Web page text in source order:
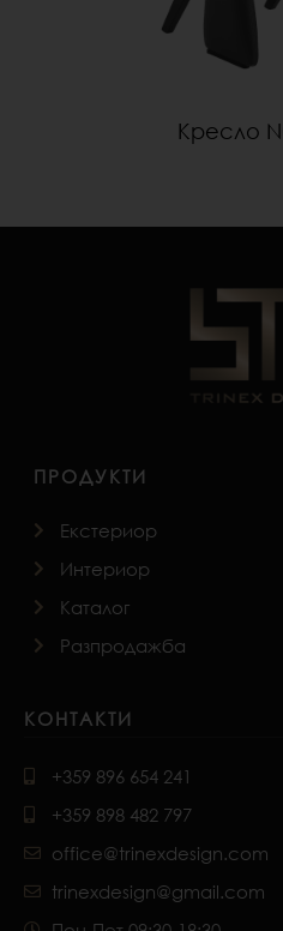
Кресло
ПРОДУКТИ
Екстериор
Интериор
Каталог
Разпродажба
КОНТАКТИ
+359 896 654 241
+359 898 482 797
office@trinexdesign.com
trinexdesign@gmail.com